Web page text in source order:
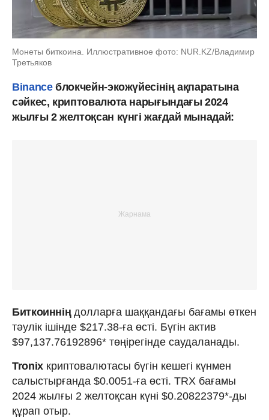
Монеты биткоина. Иллюстративное фото: NUR.KZ/Владимир
Третьяков
Binanceблокчейн-экожүйесінің ақпаратына
сәйкес, криптовалюта нарығындағы 2024
жылғы 2 желтоқсан күнгі жағдай мынадай:
Биткоинніңдолларға шаққандағы бағамы өткен
тәулік ішінде $217.38-ға өсті. Бүгін актив
$97,137.76192896* төңірегінде саудаланады.
Tronixкриптовалютасы бүгін кешегі күнмен
салыстырғанда $0.0051-ға өсті. TRX бағамы
2024 жылғы 2 желтоқсан күні $0.20822379*-ды
құрап отыр.